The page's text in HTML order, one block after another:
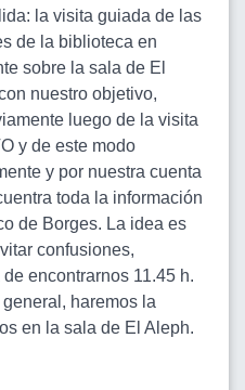
la visita guiada de las
de la biblioteca en
sobre la sala de El
nuestro objetivo,
luego de la visita
y de este modo
y por nuestra cuenta
toda la información
de Borges. La idea es
confusiones,
encontrarnos 11.45 h.
haremos la
en la sala de El Aleph.